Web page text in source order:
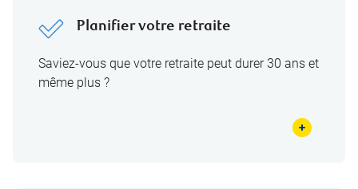
Planifier votre retraite
Saviez-vous que votre retraite peut durer 30 ans et
même plus ?